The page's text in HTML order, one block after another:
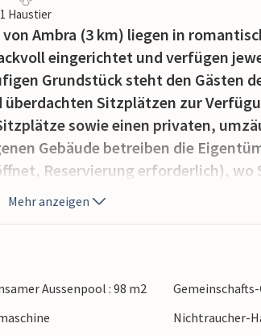
1 Haustier
Ambra (3 km) liegen in
eingerichtet und verfügen
Grundstück steht den Gästen
Sitzplätzen zur
sowie einen privaten,
Gebäude betreiben die
Reservierung erforderlich), wo
Chianti genießen können.
Die ruhige Lage und die freundliche
am Pool, Schmökern, kleine
Angeln– dazu gutes Essen und
zahlreiche Ausflugsziele an: Die
seiner weltberühmten Piazza, dem
Mehr anzeigen
Aussenpool : 98 m2
Nichtraucher-